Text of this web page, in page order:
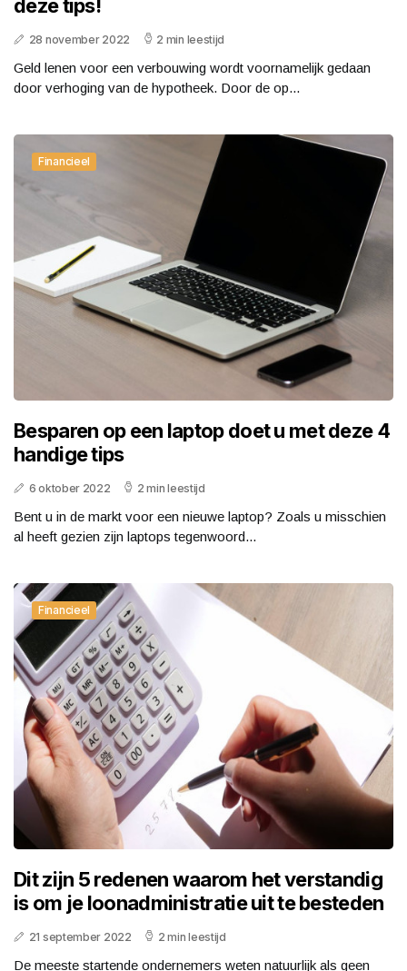
deze tips!
28 november 2022 2 min leestijd
Geld lenen voor een verbouwing wordt voornamelijk gedaan
door verhoging van de hypotheek. Door de op...
Financieel
Besparen op een laptop doet u met deze 4
handige tips
6 oktober 2022 2 min leestijd
Bent u in de markt voor een nieuwe laptop? Zoals u misschien
al heeft gezien zijn laptops tegenwoord...
Financieel
Dit zijn 5 redenen waarom het verstandig
is om je loonadministratie uit te besteden
21 september 2022 2 min leestijd
De meeste startende ondernemers weten natuurlijk als geen